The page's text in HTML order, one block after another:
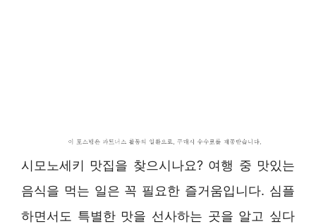
시모노세키 맛집을 찾으시나요? 여행 중 맛있는
음식을 먹는 일은 꼭 필요한 즐거움입니다. 심플
하면서도 특별한 맛을 선사하는 곳을 알고 싶다